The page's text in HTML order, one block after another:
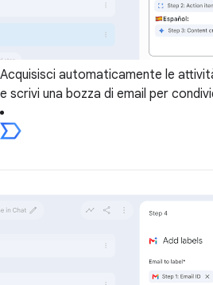
Acquisisci automaticamente le
e scrivi una bozza di email per